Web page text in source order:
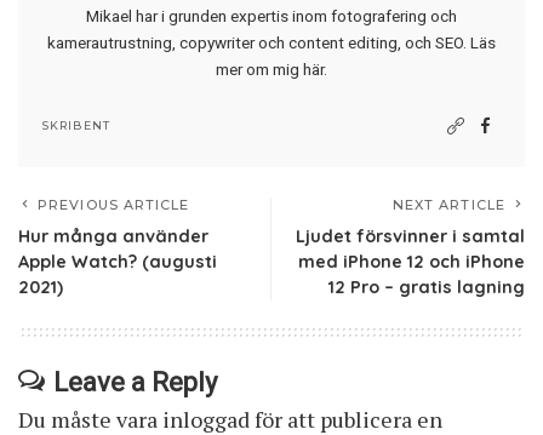
Mikael har i grunden expertis inom fotografering och
kamerautrustning, copywriter och content editing, och SEO. Läs
mer om mig här.
SKRIBENT
PREVIOUS ARTICLE
Hur många använder
Apple Watch? (augusti
2021)
NEXT ARTICLE
Ljudet försvinner i samtal
med iPhone 12 och iPhone
12 Pro – gratis lagning
Leave a Reply
Du måste vara inloggad för att publicera en